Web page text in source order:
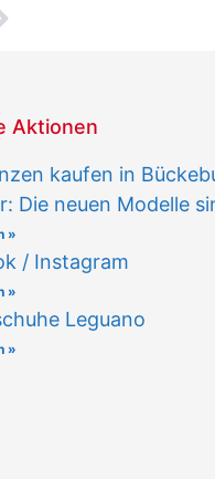
Aktionen
kaufen in
Die neuen Modelle
»
/ Instagram
»
Leguano
»